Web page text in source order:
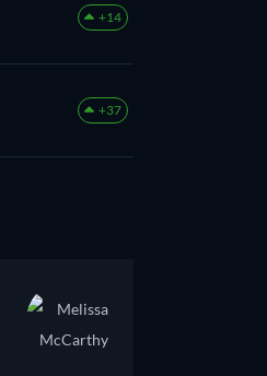
+14
+37